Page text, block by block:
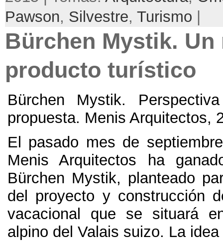
Pawson, Silvestre, Turismo
Bürchen Mystik. Un
producto turístico
Bürchen Mystik.
propuesta. Menis Arquitectos,
El pasado mes de
Menis Arquitectos ha
Bürchen Mystik, planteado
del proyecto y construcción
vacacional que se situará
alpino del Valais suizo. La